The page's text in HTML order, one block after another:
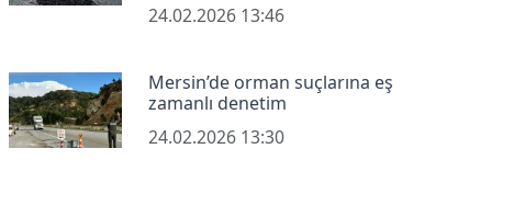
24.02.2026 13:46
Mersin’de orman suçlarına eş
zamanlı denetim
24.02.2026 13:30